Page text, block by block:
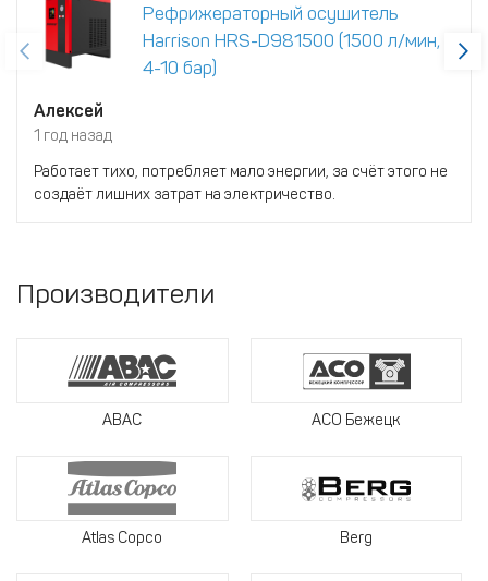
Рефрижераторный осушитель
Harrison HRS-D981500 (1500 л/мин,
4-10 бар)
Алексей
1 год назад
Работает тихо, потребляет мало энергии, за счёт этого не
создаёт лишних затрат на электричество.
Производители
ABAC АСО Бежецк
Atlas Copco Berg